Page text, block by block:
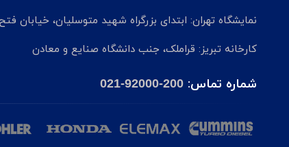
نمایشگاه تهران: ابتدای بزرگراه شهید متوسلیان، خیابان فتح 5
کارخانه تبریز: قراملک، جنب دانشگاه صنایع و معادن
شماره تماس: 021-92000-200